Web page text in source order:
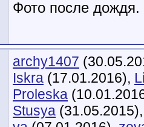
Фото после дождя.
archy1407
Iskra (17.01.2016),
Proleska
Stusya